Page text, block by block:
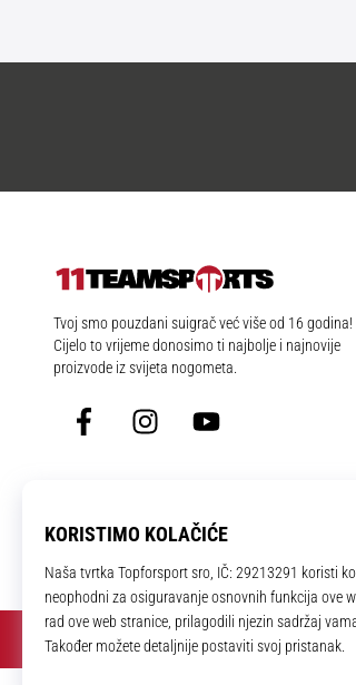
11teamsports.hr
Tvoj smo pouzdani suigrač već više od 16 godina!
Cijelo to vrijeme donosimo ti najbolje i najnovije
proizvode iz svijeta nogometa.
FacebookInstagramYouTube